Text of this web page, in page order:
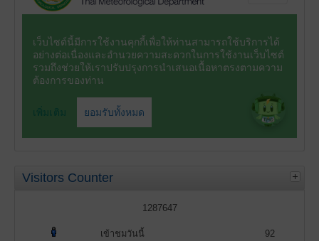
Visitors Counter
1287647
เข้าชมวันนี้ 92